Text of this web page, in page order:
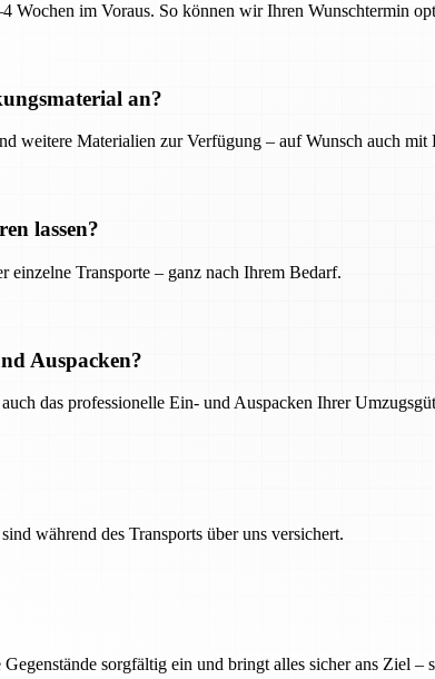
Wochen im Voraus. So können wir Ihren Wunschtermin
an?
weitere Materialien zur Verfügung – auf Wunsch auch mit
lassen?
Transporte – ganz nach Ihrem Bedarf.
Auspacken?
das professionelle Ein- und Auspacken Ihrer
während des Transports über uns versichert.
sorgfältig ein und bringt alles sicher ans Ziel –